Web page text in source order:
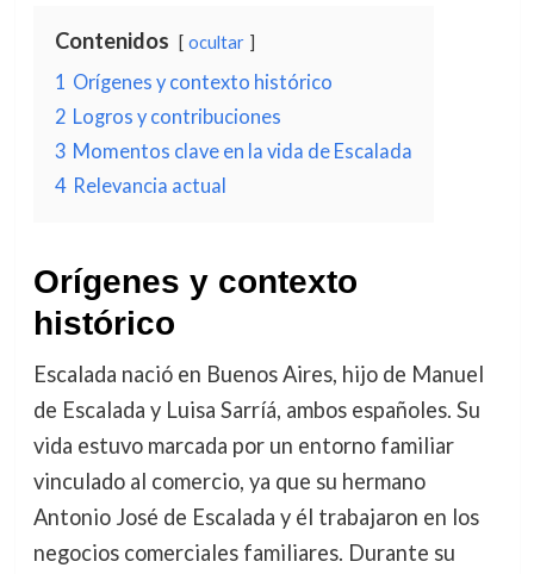
Contenidos ocultar
1 Orígenes y contexto histórico
2 Logros y contribuciones
3 Momentos clave en la vida de Escalada
4 Relevancia actual
Orígenes y contexto
histórico
Escalada nació en Buenos Aires, hijo de Manuel
de Escalada y Luisa Sarríá, ambos españoles. Su
vida estuvo marcada por un entorno familiar
vinculado al comercio, ya que su hermano
Antonio José de Escalada y él trabajaron en los
negocios comerciales familiares. Durante su